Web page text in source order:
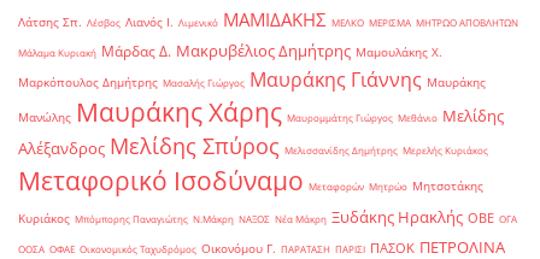
Λάτσης Σπ. Λέσβος Λιανός Ι. Λιμενικό ΜΑΜΙΔΑΚΗΣ ΜΕΛΚΟ ΜΕΡΙΣΜΑ ΜΗΤΡΩΟ ΑΠΟΒΛΗΤΩΝ
Μάλαμα Κυριακή Μάρδας Δ. Μακρυβέλιος Δημήτρης Μαμουλάκης Χ.
Μαρκόπουλος Δημήτρης Μασαλής Γιώργος Μαυράκης Γιάννης Μαυράκης
Μανώλης Μαυράκης Χάρης Μαυρομμάτης Γιώργος Μεθάνιο Μελίδης
Αλέξανδρος Μελίδης Σπύρος Μελισσανίδης Δημήτρης Μερελής Κυριάκος
Μεταφορικό Ισοδύναμο Μεταφορών Μητρώο Μητσοτάκης
Κυριάκος Μπόμπορης Παναγιώτης Ν.Μάκρη ΝΑΞΟΣ Νέα Μάκρη Ξυδάκης Ηρακλής ΟΒΕ ΟΓΑ
ΟΟΣΑ ΟΦΑΕ Οικονομικός Ταχυδρόμος Οικονόμου Γ. ΠΑΡΑΤΑΣΗ ΠΑΡΙΣΙ ΠΑΣΟΚ ΠΕΤΡΟΛΙΝΑ